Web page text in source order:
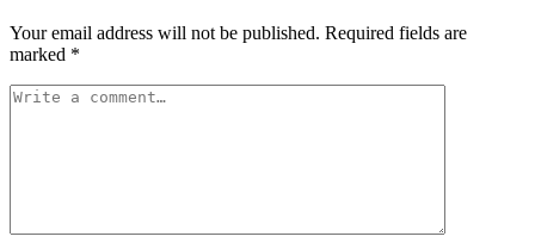
Your email address will not be published. Required fields are
marked *